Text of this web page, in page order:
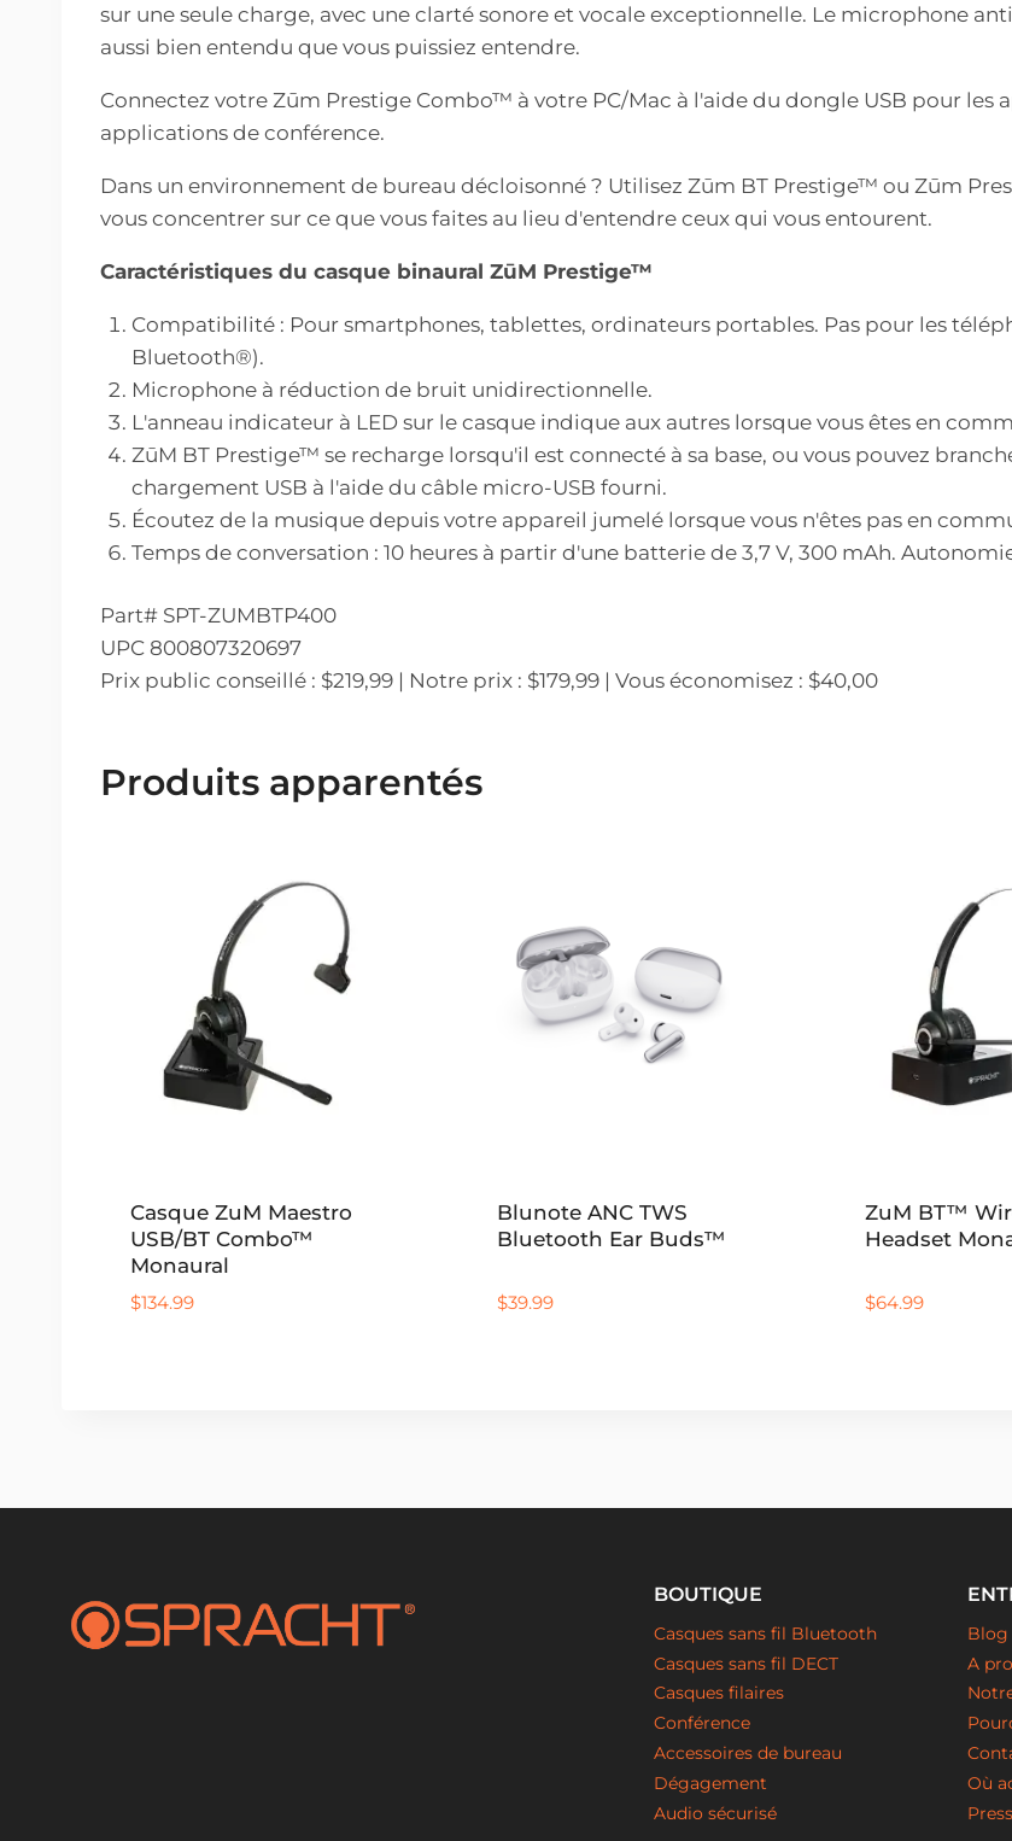
sur une seule charge, avec une clarté sonore et vocale exceptionnelle. Le microphone
aussi bien entendu que vous puissiez entendre.
Connectez votre Zūm Prestige Combo™ à votre PC/Mac à l'aide du dongle USB pour les
applications de conférence.
Dans un environnement de bureau décloisonné ? Utilisez Zūm BT Prestige™ ou Zūm
vous concentrer sur ce que vous faites au lieu d'entendre ceux qui vous entourent.
Caractéristiques du casque binaural ZūM Prestige™
Compatibilité : Pour smartphones, tablettes, ordinateurs portables. Pas pour les
Bluetooth®).
Microphone à réduction de bruit unidirectionnelle.
L'anneau indicateur à LED sur le casque indique aux autres lorsque vous êtes en
ZūM BT Prestige™ se recharge lorsqu'il est connecté à sa base, ou vous pouvez
chargement USB à l'aide du câble micro-USB fourni.
Écoutez de la musique depuis votre appareil jumelé lorsque vous n'êtes pas en
Temps de conversation : 10 heures à partir d'une batterie de 3,7 V, 300 mAh.
Part# SPT-ZUMBTP400
UPC 800807320697
Prix public conseillé : $219,99 | Notre prix : $179,99 | Vous économisez : $40,00
Produits apparentés
Casque ZuM Maestro
USB/BT Combo™
Monaural
$134.99
Blunote ANC TWS
Bluetooth Ear Buds™
$39.99
ZuM BT™
Headset
$64.99
BOUTIQUE
Casques sans fil Bluetooth
Casques sans fil DECT
Casques filaires
Conférence
Accessoires de bureau
Dégagement
Audio sécurisé
Blog
A
Où